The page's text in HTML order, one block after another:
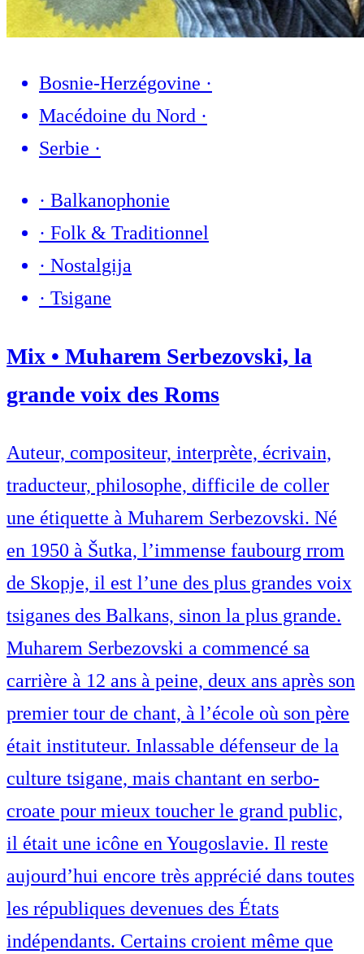
Bosnie-Herzégovine ·
Macédoine du Nord ·
Serbie ·
· Balkanophonie
· Folk & Traditionnel
· Nostalgija
· Tsigane
Mix • Muharem Serbezovski, la
grande voix des Roms
Auteur, compositeur, interprète, écrivain,
traducteur, philosophe, difficile de coller
une étiquette à Muharem Serbezovski. Né
en 1950 à Šutka, l’immense faubourg rrom
de Skopje, il est l’une des plus grandes voix
tsiganes des Balkans, sinon la plus grande.
Muharem Serbezovski a commencé sa
carrière à 12 ans à peine, deux ans après son
premier tour de chant, à l’école où son père
était instituteur. Inlassable défenseur de la
culture tsigane, mais chantant en serbo-
croate pour mieux toucher le grand public,
il était une icône en Yougoslavie. Il reste
aujourd’hui encore très apprécié dans toutes
les républiques devenues des États
indépendants. Certains croient même que